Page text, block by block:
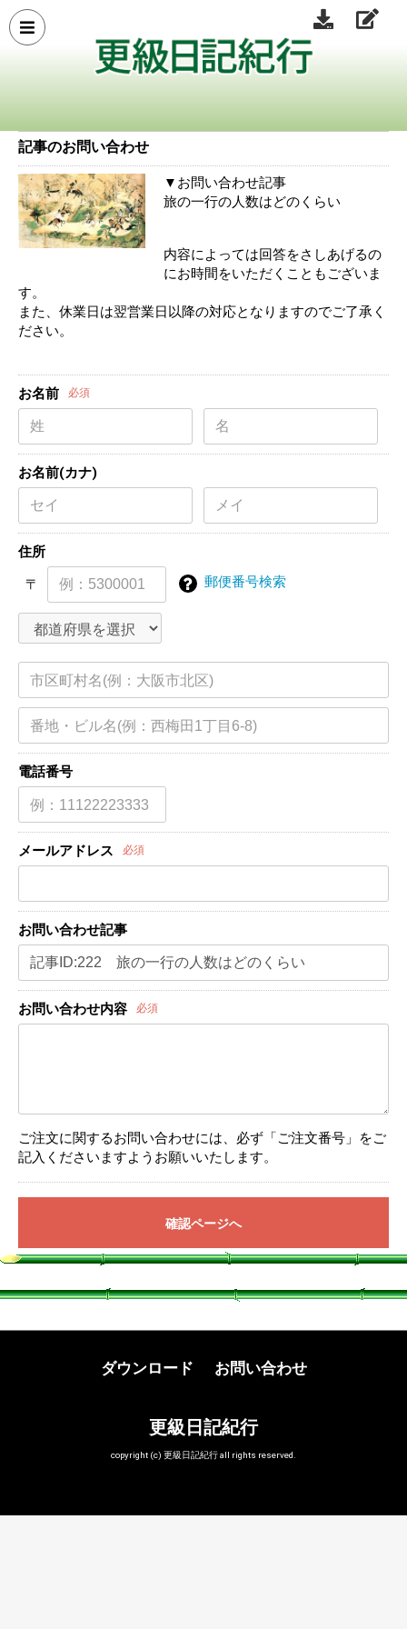
記事のお問い合わせ
▼お問い合わせ記事
旅の一行の人数はどのくらい
内容によっては回答をさしあげるの
にお時間をいただくこともございま
す。
また、休業日は翌営業日以降の対応となりますのでご了承く
ださい。
お名前 必須
お名前(カナ)
住所
〒 郵便番号検索
電話番号
メールアドレス 必須
お問い合わせ記事
お問い合わせ内容 必須
ご注文に関するお問い合わせには、必ず「ご注文番号」をご
記入くださいますようお願いいたします。
確認ページへ
ダウンロード お問い合わせ
更級日記紀行
copyright (c) 更級日記紀行 all rights reserved.